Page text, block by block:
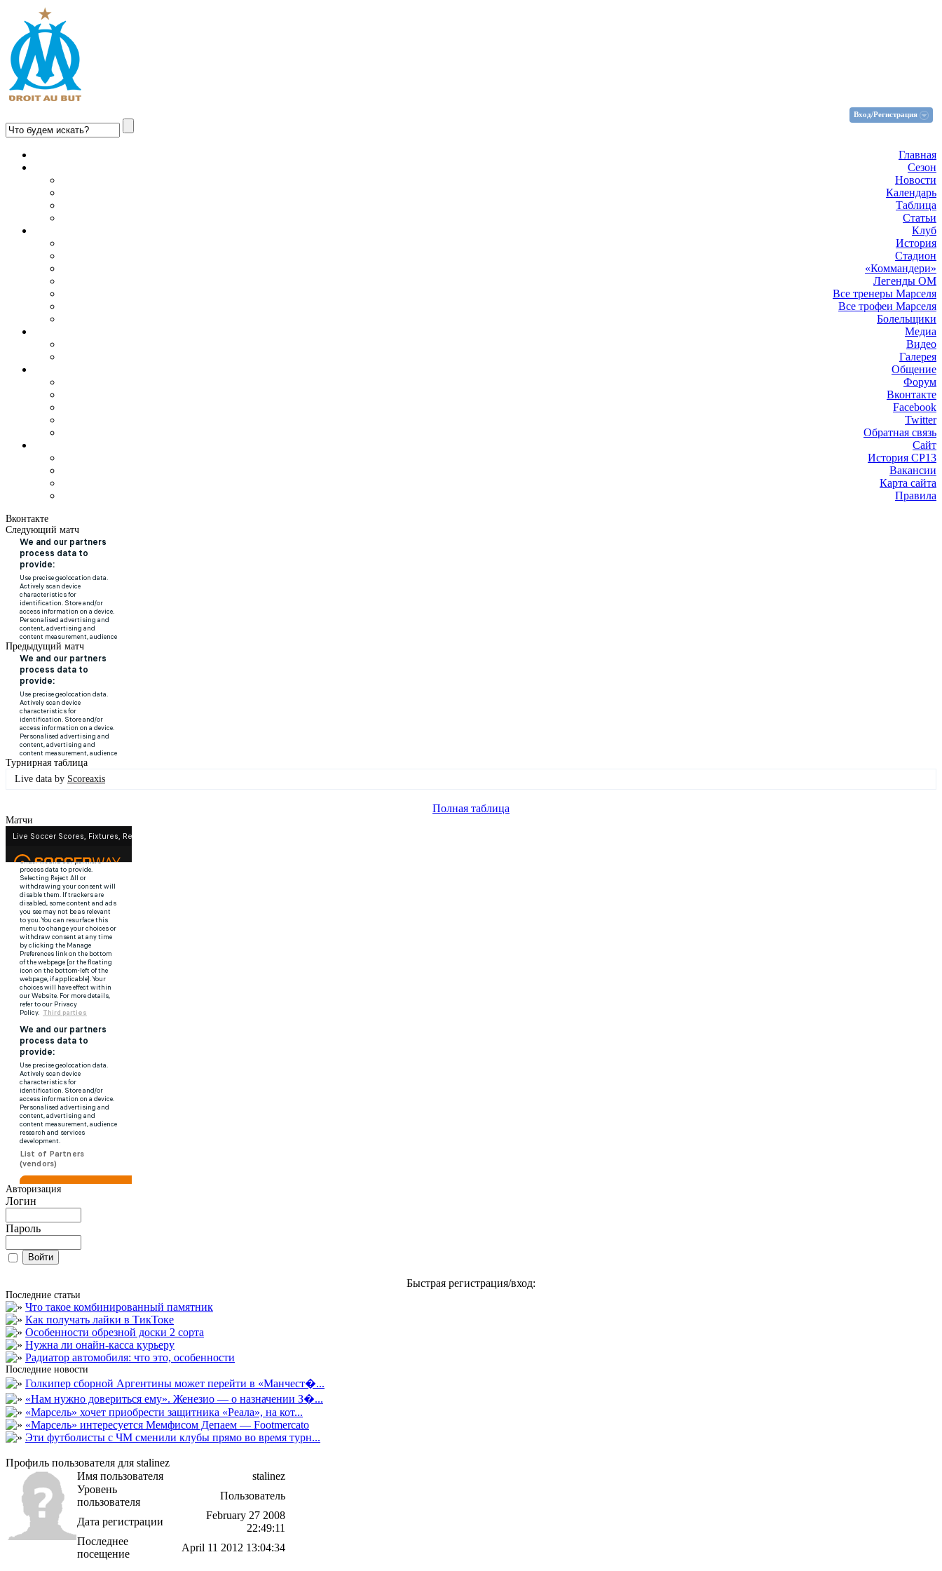
Вход/Регистрация
Главная
Сезон
Новости
Календарь
Таблица
Статьи
Клуб
История
Стадион
«Коммандери»
Легенды ОМ
Все тренеры Марселя
Все трофеи Марселя
Болельщики
Медиа
Видео
Галерея
Общение
Форум
Вконтакте
Facebook
Twitter
Обратная связь
Сайт
История СР13
Вакансии
Карта сайта
Правила
Вконтакте
Следующий матч
Предыдущий матч
Турнирная таблица
Live data by Scoreaxis
Полная таблица
Матчи
Авторизация
Логин
Пароль
Быстрая регистрация/вход:
Последние статьи
Что такое комбинированный памятник
Как получать лайки в ТикТоке
Особенности обрезной доски 2 сорта
Нужна ли онайн-касса курьеру
Радиатор автомобиля: что это, особенности
Последние новости
Голкипер сборной Аргентины может перейти в «Манчест�...
«Нам нужно довериться ему». Женезио — о назначении З�...
«Марсель» хочет приобрести защитника «Реала», на кот...
«Марсель» интересуется Мемфисом Депаем — Footmercato
Эти футболисты с ЧМ сменили клубы прямо во время турн...
Профиль пользователя для stalinez
Имя пользователя
stalinez
Уровень
пользователя
Пользователь
Дата регистрации
February 27 2008
22:49:11
Последнее
посещение
April 11 2012 13:04:34